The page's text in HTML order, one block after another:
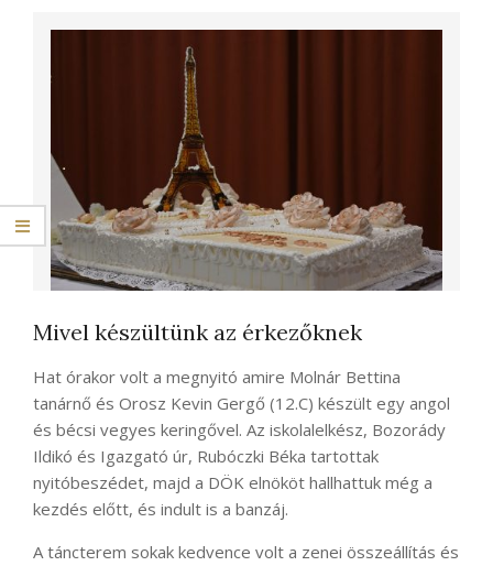
Mivel készültünk az érkezőknek
Hat órakor volt a megnyitó amire Molnár Bettina
tanárnő és Orosz Kevin Gergő (12.C) készült egy angol
és bécsi vegyes keringővel. Az iskolalelkész, Bozorády
Ildikó és Igazgató úr, Rubóczki Béka tartottak
nyitóbeszédet, majd a DÖK elnököt hallhattuk még a
kezdés előtt, és indult is a banzáj.
A táncterem sokak kedvence volt a zenei összeállítás és